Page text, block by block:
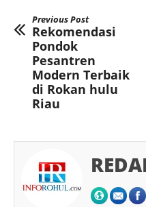
Previous Post
Rekomendasi
Pondok
Pesantren
Modern Terbaik
di Rokan hulu
Riau